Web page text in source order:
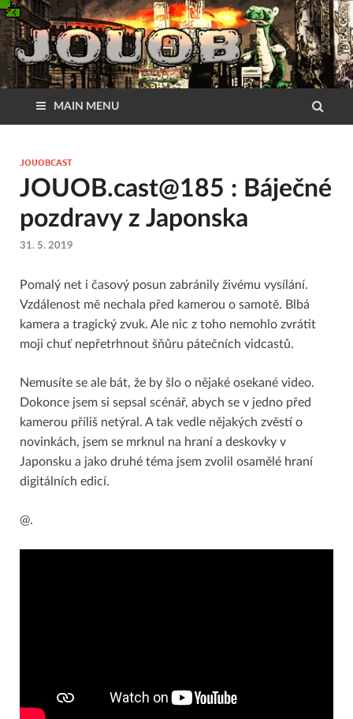
MAIN MENU
JOUOBCAST
JOUOB.cast@185 : Báječné
pozdravy z Japonska
31. 5. 2019
Pomalý net i časový posun zabránily živému vysílání.
Vzdálenost mě nechala před kamerou o samotě. Blbá
kamera a tragický zvuk. Ale nic z toho nemohlo zvrátit
moji chuť nepřetrhnout šňůru pátečních vidcastů.
Nemusíte se ale bát, že by šlo o nějaké osekané video.
Dokonce jsem si sepsal scénář, abych se v jedno před
kamerou příliš netýral. A tak vedle nějakých zvěstí o
novinkách, jsem se mrknul na hraní a deskovky v
Japonsku a jako druhé téma jsem zvolil osamělé hraní
digitálních edicí.
@.